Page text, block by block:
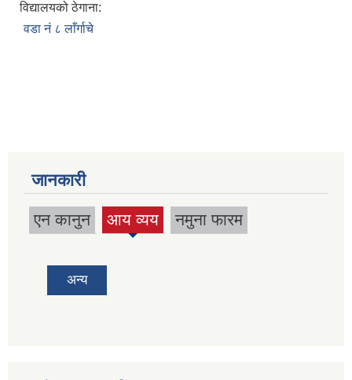
विद्यालयको ठेगाना:
वडा नं ८ लाँर्गाचे
जानकारी
एन कानुन आय व्यय
(active
नमुना फारम
अन्य